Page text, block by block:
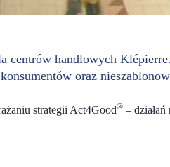
centrów handlowych
oraz
strategii Act4Good® –